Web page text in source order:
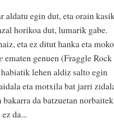
aldatu egin dut, eta orain
horikoa dut, lumarik gabe.
eta ez ditut hanka eta moko
ematen genuen (Fraggle Rock
lehen aldiz salto egin
eta motxila bat jarri
da batzuetan norbaitek
da...